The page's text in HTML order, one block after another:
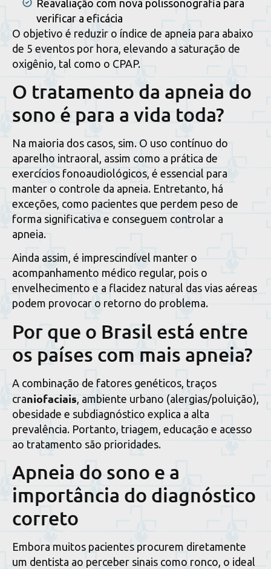
Reavaliação com nova polissonografia para
verificar a eficácia
O objetivo é reduzir o índice de apneia para abaixo
de 5 eventos por hora, elevando a saturação de
oxigênio, tal como o CPAP.
O tratamento da apneia do
sono é para a vida toda?
Na maioria dos casos, sim. O uso contínuo do
aparelho intraoral, assim como a prática de
exercícios fonoaudiológicos, é essencial para
manter o controle da apneia. Entretanto, há
exceções, como pacientes que perdem peso de
forma significativa e conseguem controlar a
apneia.
Ainda assim, é imprescindível manter o
acompanhamento médico regular, pois o
envelhecimento e a flacidez natural das vias aéreas
podem provocar o retorno do problema.
Por que o Brasil está entre
os países com mais apneia?
A combinação de fatores genéticos, traços
craniofaciais , ambiente urbano (alergias/poluição),
obesidade e subdiagnóstico explica a alta
prevalência. Portanto, triagem, educação e acesso
ao tratamento são prioridades.
Apneia do sono e a
importância do diagnóstico
correto
Embora muitos pacientes procurem diretamente
um dentista ao perceber sinais como ronco, o ideal